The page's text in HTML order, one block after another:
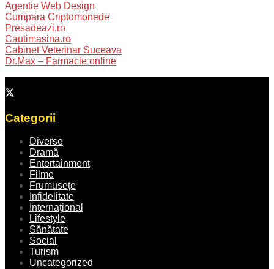
Agentie Web Design
Cumpara Criptomonede
Presadeazi.ro
Cautimasina.ro
Cabinet Veterinar Suceava
Dr.Max – Farmacie online
Categorii
Diverse
Dramă
Entertainment
Filme
Frumusețe
Infidelitate
Internațional
Lifestyle
Sănătate
Social
Turism
Uncategorized